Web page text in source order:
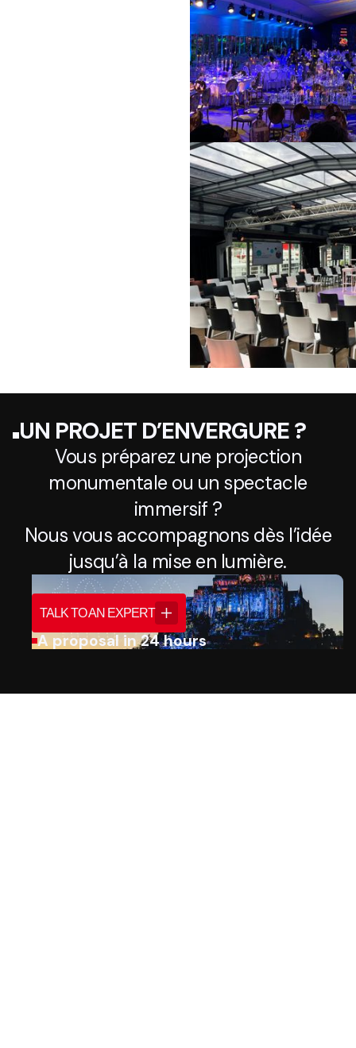
UN PROJET D’ENVERGURE ?
Vous préparez une projection
monumentale ou un spectacle
immersif ?
Nous vous accompagnons dès l’idée
jusqu’à la mise en lumière.
TALK TO AN EXPERT
A proposal in 24 hours